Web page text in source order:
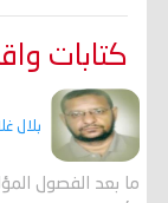
كتابات
بلال
ما بعد الفصول